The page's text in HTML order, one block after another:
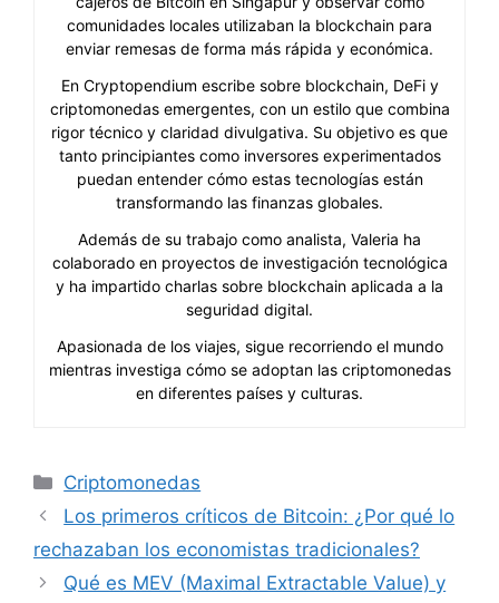
comunidades locales utilizaban la blockchain para
enviar remesas de forma más rápida y económica.
En Cryptopendium escribe sobre blockchain, DeFi y
criptomonedas emergentes, con un estilo que combina
rigor técnico y claridad divulgativa. Su objetivo es que
tanto principiantes como inversores experimentados
puedan entender cómo estas tecnologías están
transformando las finanzas globales.
Además de su trabajo como analista, Valeria ha
colaborado en proyectos de investigación tecnológica
y ha impartido charlas sobre blockchain aplicada a la
seguridad digital.
Apasionada de los viajes, sigue recorriendo el mundo
mientras investiga cómo se adoptan las criptomonedas
en diferentes países y culturas.
Categorías
Criptomonedas
Los primeros críticos de Bitcoin: ¿Por qué lo
rechazaban los economistas tradicionales?
Qué es MEV (Maximal Extractable Value) y